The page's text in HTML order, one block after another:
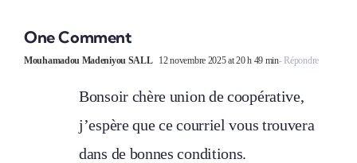
One Comment
Mouhamadou Madeniyou SALL 12 novembre 2025 at 20 h 49 min- Répondre
Bonsoir chère union de coopérative,
j’espère que ce courriel vous trouvera
dans de bonnes conditions.